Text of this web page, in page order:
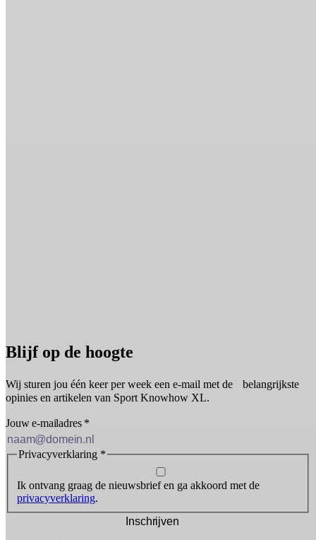
Blijf op de hoogte
Wij sturen jou één keer per week een e-mail met de belangrijkste
opinies en artikelen van Sport Knowhow XL.
Jouw e-mailadres *
Privacyverklaring *
Ik ontvang graag de nieuwsbrief en ga akkoord met de
privacyverklaring.
Inschrijven